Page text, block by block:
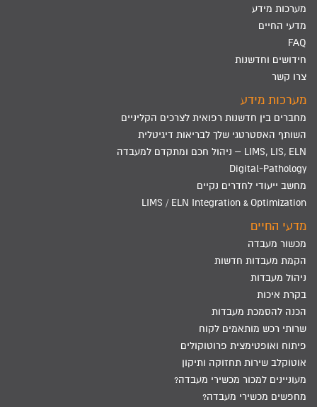
מערכות מידע
מדעי החיים
FAQ
חידושים וחדשנות
צרו קשר
מערכות מידע
מחברים בין חדשנות רפואית לצרכים הקליניים
השותף האסטרטגי שלך לבריאות דיגיטלית
LIMS, LIS, ELN – ניהול חכם ומתקדם למעבדה
Digital-Pathology
מחשב ייעודי לחדרים נקיים
LIMS / ELN Integration & Optimization
מדעי החיים
מכשור מעבדה
הקמת מעבדות חדשות
ניהול מעבדות
בקרת איכות
הכנה להסמכת מעבדות
שרותי רכש מותאמים לקוח
פיתוח ואופטימצית פרוטוקולים
אוטוקלב שירות תחזוקה ותיקון
מעוניינים למכור מכשירי מעבדה?
מחפשים מכשירי מעבדה?